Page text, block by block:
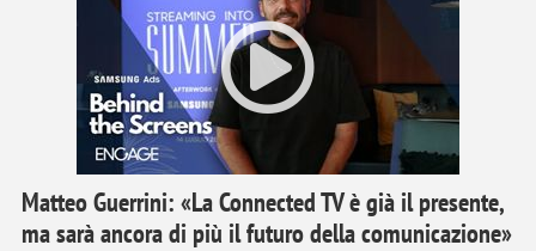
Matteo Guerrini: «La Connected TV è già il presente,
ma sarà ancora di più il futuro della comunicazione»